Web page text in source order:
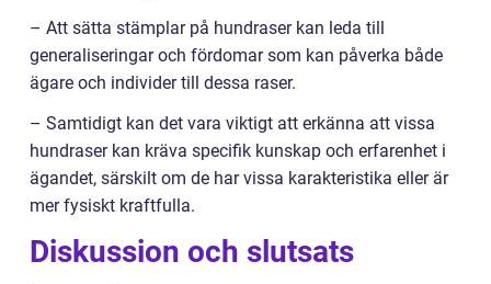
– Att sätta stämplar på hundraser kan leda till
generaliseringar och fördomar som kan påverka både
ägare och individer till dessa raser.
– Samtidigt kan det vara viktigt att erkänna att vissa
hundraser kan kräva specifik kunskap och erfarenhet i
ägandet, särskilt om de har vissa karakteristika eller är
mer fysiskt kraftfulla.
Diskussion och slutsats